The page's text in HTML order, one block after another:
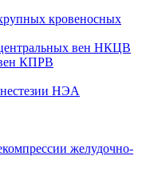
кровеносных
вен НКЦВ
вен КПРВ
НЭА
желудочно-